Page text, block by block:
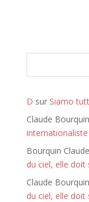
iD sur Siamo
Claude Bourquin
internationaliste
Bourquin Claude
du ciel, elle doit
Claude Bourquin
du ciel, elle doit